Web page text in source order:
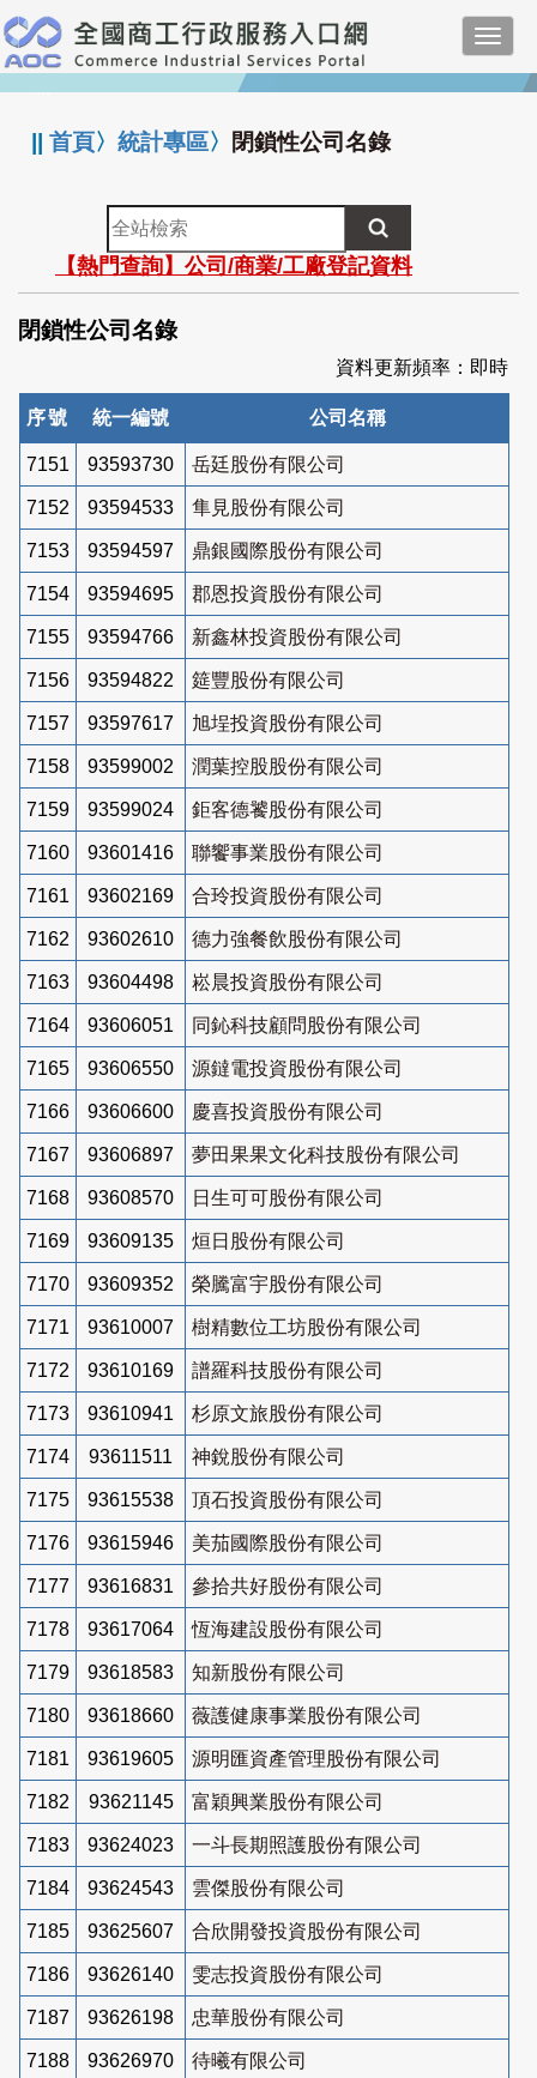
跳
到
主
要
:::
||首頁〉統計專區〉 閉鎖性公司名錄
全
站
檢
索
【熱門查詢】公司/商業/工廠登記資料
閉鎖性公司名錄
資料更新頻率：即時
序號 統一編號 公司名稱
7151 93593730 岳廷股份有限公司
7152 93594533 隼見股份有限公司
7153 93594597 鼎銀國際股份有限公司
7154 93594695 郡恩投資股份有限公司
7155 93594766 新鑫林投資股份有限公司
7156 93594822 筵豐股份有限公司
7157 93597617 旭埕投資股份有限公司
7158 93599002 潤葉控股股份有限公司
7159 93599024 鉅客德饕股份有限公司
7160 93601416 聯饗事業股份有限公司
7161 93602169 合玲投資股份有限公司
7162 93602610 德力強餐飲股份有限公司
7163 93604498 崧晨投資股份有限公司
7164 93606051 同鈊科技顧問股份有限公司
7165 93606550 源鐽電投資股份有限公司
7166 93606600 慶喜投資股份有限公司
7167 93606897 夢田果果文化科技股份有限公司
7168 93608570 日生可可股份有限公司
7169 93609135 烜日股份有限公司
7170 93609352 榮騰富宇股份有限公司
7171 93610007 樹精數位工坊股份有限公司
7172 93610169 譜羅科技股份有限公司
7173 93610941 杉原文旅股份有限公司
7174 93611511 神銳股份有限公司
7175 93615538 頂石投資股份有限公司
7176 93615946 美茄國際股份有限公司
7177 93616831 參拾共好股份有限公司
7178 93617064 恆海建設股份有限公司
7179 93618583 知新股份有限公司
7180 93618660 薇護健康事業股份有限公司
7181 93619605 源明匯資產管理股份有限公司
7182 93621145 富穎興業股份有限公司
7183 93624023 一斗長期照護股份有限公司
7184 93624543 雲傑股份有限公司
7185 93625607 合欣開發投資股份有限公司
7186 93626140 雯志投資股份有限公司
7187 93626198 忠華股份有限公司
7188 93626970 待曦有限公司